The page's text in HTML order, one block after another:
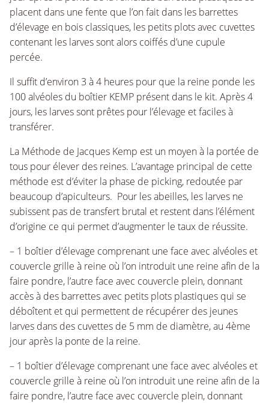
placent dans une fente que l’on fait dans les barrettes
d’élevage en bois classiques, les petits plots avec cuvettes
contenant les larves sont alors coiffés d’une cupule
percée.
Il suffit d’environ 3 à 4 heures pour que la reine ponde les
100 alvéoles du boîtier KEMP présent dans le kit. Après 4
jours, les larves sont prêtes pour l’élevage et faciles à
transférer.
La Méthode de Jacques Kemp est un moyen à la portée de
tous pour élever des reines. L’avantage principal de cette
méthode est d’éviter la phase de picking, redoutée par
beaucoup d’apiculteurs. Pour les abeilles, les larves ne
subissent pas de transfert brutal et restent dans l’élément
d’origine ce qui permet d’augmenter le taux de réussite.
– 1 boîtier d’élevage comprenant une face avec alvéoles et
couvercle grille à reine où l’on introduit une reine afin de la
faire pondre, l’autre face avec couvercle plein, donnant
accès à des barrettes avec petits plots plastiques qui se
déboîtent et qui permettent de récupérer des jeunes
larves dans des cuvettes de 5 mm de diamètre, au 4ème
jour après la ponte de la reine.
– 1 boîtier d’élevage comprenant une face avec alvéoles et
couvercle grille à reine où l’on introduit une reine afin de la
faire pondre, l’autre face avec couvercle plein, donnant